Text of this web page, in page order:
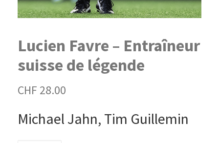
Lucien Favre – Entraîneur
suisse de légende
CHF 28.00
Michael Jahn, Tim Guillemin